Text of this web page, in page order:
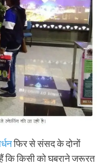
फिर से संसद के दोनों
कि किसी को घबराने जरूरत